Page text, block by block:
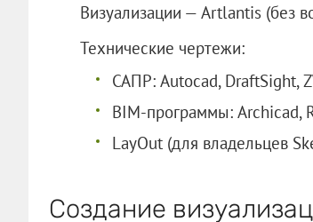
Визуализации — Artlantis (без
Технические чертежи:
САПР: Autocad, DraftSight,
BIM-программы: Archicad,
LayOut (для владельцев
Создание